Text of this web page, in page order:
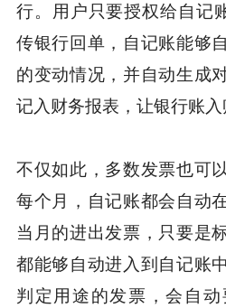
行。用户只要授权给自记
传银行回单，自记账能够
的变动情况，并自动生成
记入财务报表，让银行账入
不仅如此，多数发票也可
每个月，自记账都会自动
当月的进出发票，只要是
都能够自动进入到自记账
判定用途的发票，会自